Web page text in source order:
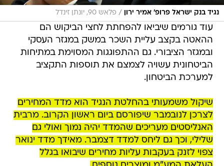
נגיד בנק ישראל פרופ' אמיר ירון / פלאש 90, יונתן זינדל
עוד גורמים שיביאו להפחתת לחצי הביקוש הם
ההאטה בקצב עליית השכר במשק במגזר העסקי
ובמגזר הציבורי. גם ההתפוגגות המסוימת במתיחות
הביטחונית עשויה לצמצם את תוספות התקציב
למערכת הביטחון.
שיקול משמעותי בהחלטת הנגיד הוא מדד המחירים
לצרכן לנובמבר שיפורסם ביום ראשון הקרוב. מרבית
האנליסטים מעריכים שהמדד יהיה נמוך ואולי גם
שלילי, וכך גם ליחס למדד דצמבר. מאידך מדד ינואר
צפוי לזנק בעקבות עליות מחירים שיבואו בגלל